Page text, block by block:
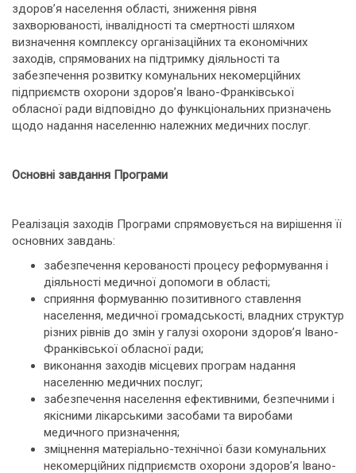
здоров’я населення області, зниження рівня
захворюваності, інвалідності та смертності шляхом
визначення комплексу організаційних та економічних
заходів, спрямованих на підтримку діяльності та
забезпечення розвитку комунальних некомерційних
підприємств охорони здоров’я Івано-Франківської
обласної ради відповідно до функціональних призначень
щодо надання населенню належних медичних послуг.
Основні завдання Програми
Реалізація заходів Програми спрямовується на вирішення її
основних завдань:
забезпечення керованості процесу реформування і
діяльності медичної допомоги в області;
сприяння формуванню позитивного ставлення
населення, медичної громадськості, владних структур
різних рівнів до змін у галузі охорони здоров’я Івано-
Франківської обласної ради;
виконання заходів місцевих програм надання
населенню медичних послуг;
забезпечення населення ефективними, безпечними і
якісними лікарськими засобами та виробами
медичного призначення;
зміцнення матеріально-технічної бази комунальних
некомерційних підприємств охорони здоров’я Івано-